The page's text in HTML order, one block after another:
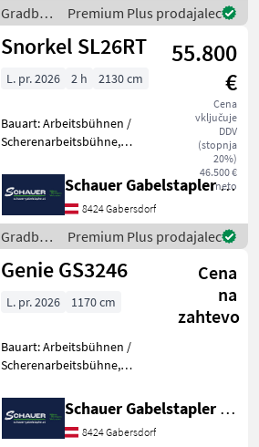
Vollgummi Einfach 8
Gradbeni
stroji /
JLG
Premium Plus prodajalec
Snorkel SL26RT
55.800
€
Cena
vključuje
DDV
(stopnja
20%)
46.500 €
neto
L. pr. 2026 2 h 2130 cm
Bauart: Arbeitsbühnen /
Scherenarbeitsbühne,
8000mm, Bauhöhe:
2600mm, Batterie: Starter
12V , Sonderausstattung: CE
Zertifikat, Edelstahl
Schauer Gabelstapler GmbH
8424 Gabersdorf
Gradbeni
stroji /
Snorkel
Premium Plus prodajalec
Genie GS3246
Cena
na
zahtevo
L. pr. 2026 1170 cm
Bauart: Arbeitsbühnen /
Scherenarbeitsbühne,
9600mm, Bauhöhe:
2530mm, Batterie: Trojan 6V
228Ah Zustand: Neu,
Schauer Gabelstapler GmbH
8424 Gabersdorf